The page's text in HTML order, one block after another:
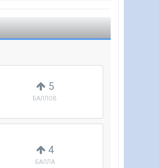
5
БАЛЛОВ
4
БАЛЛА